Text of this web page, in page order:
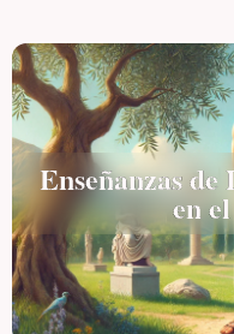
Enseñanzas
en